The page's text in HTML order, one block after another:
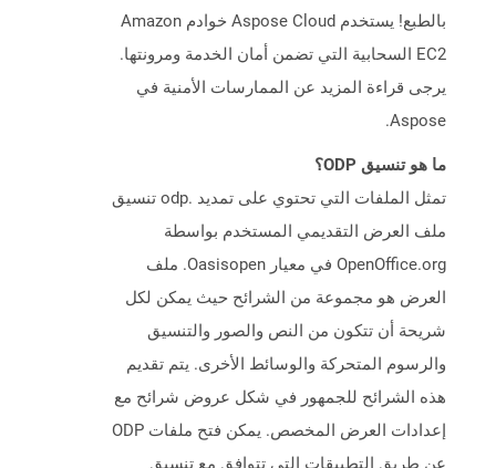
بالطبع! يستخدم Aspose Cloud خوادم Amazon
EC2 السحابية التي تضمن أمان الخدمة ومرونتها.
يرجى قراءة المزيد عن الممارسات الأمنية في
Aspose.
ما هو تنسيق ODP؟
تمثل الملفات التي تحتوي على تمديد .odp تنسيق
ملف العرض التقديمي المستخدم بواسطة
OpenOffice.org في معيار Oasisopen. ملف
العرض هو مجموعة من الشرائح حيث يمكن لكل
شريحة أن تتكون من النص والصور والتنسيق
والرسوم المتحركة والوسائط الأخرى. يتم تقديم
هذه الشرائح للجمهور في شكل عروض شرائح مع
إعدادات العرض المخصص. يمكن فتح ملفات ODP
عن طريق التطبيقات التي تتوافق مع تنسيق